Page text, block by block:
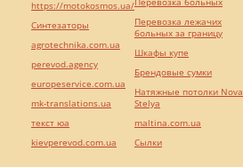
https://motokosmos.ua/
Синтезаторы
agrotechnika.com.ua
perevod.agency
europeservice.com.ua
mk-translations.ua
текст юа
kievperevod.com.ua
Перевозка лежачих
больных за границу
Шкафы купе
Брендовые сумки
Натяжные потолки Nova
Stelya
maltina.com.ua
Cылки